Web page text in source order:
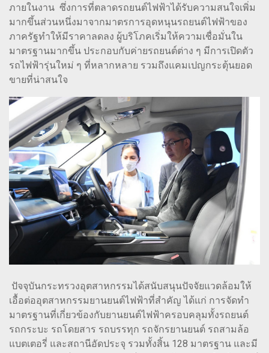
ภายในงาน ซึ่งการที่ตลาดรถยนต์ไฟฟ้าได้รับความสนใจเพิ่ม
มากขึ้นส่วนหนึ่งมาจากมาตรการอุดหนุนรถยนต์ไฟฟ้าของ
ภาครัฐทำให้มีราคาลดลง ผู้บริโภคเริ่มให้ความเชื่อมั่นใน
มาตรฐานมากขึ้น ประกอบกับค่ายรถยนต์ต่าง ๆ มีการเปิดตัว
รถไฟฟ้ารุ่นใหม่ ๆ ที่หลากหลาย รวมถึงแคมเปญกระตุ้นยอด
ขายที่น่าสนใจ
ปัจจุบันกระทรวงอุตสาหกรรมได้สนับสนุนปัจจัยแวดล้อมให้
เอื้อต่ออุตสาหกรรมยานยนต์ไฟฟ้าที่สำคัญ ได้แก่ การจัดทำ
มาตรฐานที่เกี่ยวข้องกับยานยนต์ไฟฟ้าครอบคลุมทั้งรถยนต์
รถกระบะ รถโดยสาร รถบรรทุก รถจักรยานยนต์ รถสามล้อ
แบตเตอรี่ และสถานีอัดประจุ รวมทั้งสิ้น 128 มาตรฐาน และมี